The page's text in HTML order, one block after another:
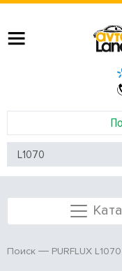
Поиск PURFLUX L1070